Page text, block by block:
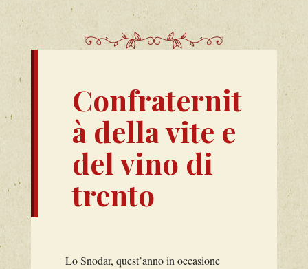
Confraternit
à della vite e
del vino di
trento
Lo Snodar, quest’anno in occasione